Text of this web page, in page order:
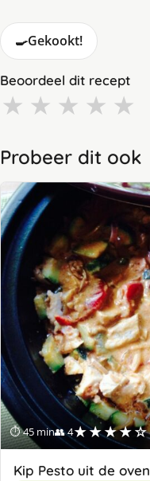
🍳Gekookt!
Beoordeel dit recept
★ ★ ★ ★ ★
Probeer dit ook
⏱ 45 min👥 4★★★★☆
Kip Pesto uit de oven